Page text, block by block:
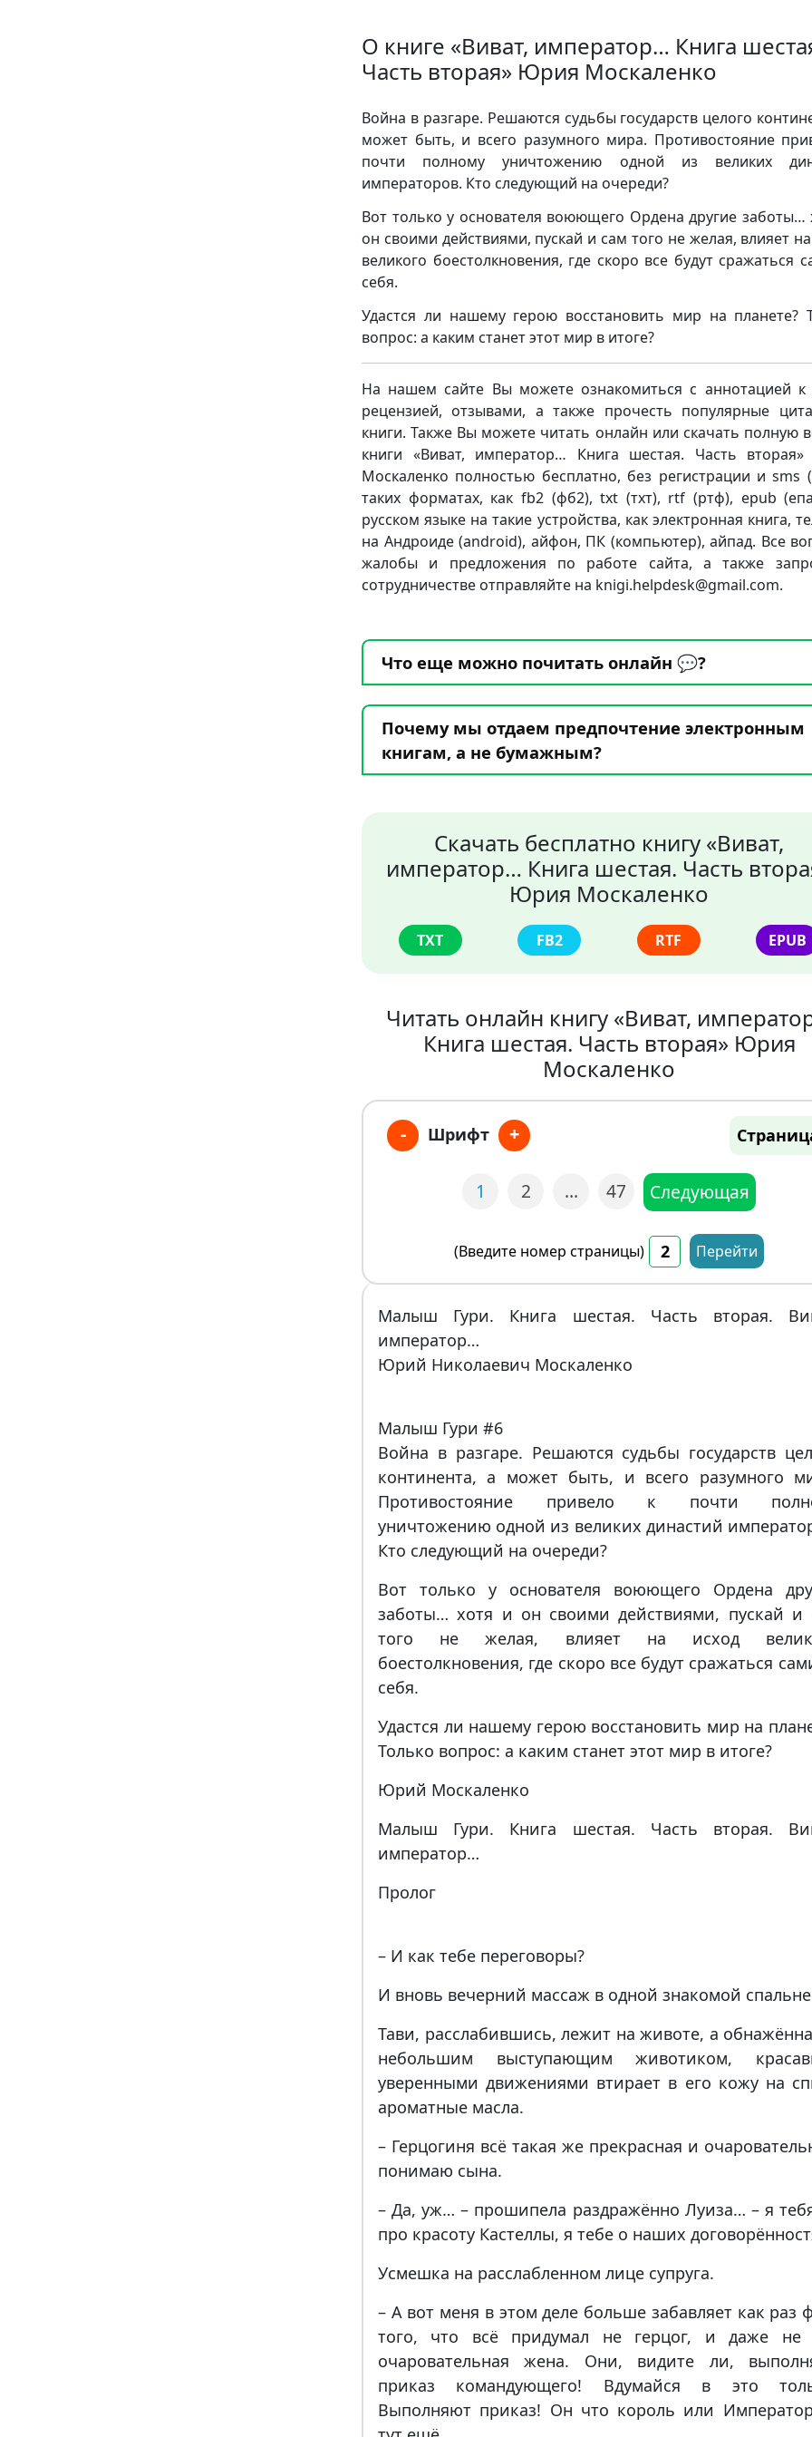
О книге «Виват, император… Книга
Часть вторая» Юрия Москаленко
Война в разгаре. Решаются судьбы государств целого
может быть, и всего разумного мира. Противостояние
почти полному уничтожению одной из великих
императоров. Кто следующий на очереди?
Вот только у основателя воюющего Ордена другие заботы…
он своими действиями, пускай и сам того не желая, влияет
великого боестолкновения, где скоро все будут сражаться
себя.
Удастся ли нашему герою восстановить мир на планете?
вопрос: а каким станет этот мир в итоге?
На нашем сайте Вы можете ознакомиться с аннотацией к
рецензией, отзывами, а также прочесть популярные
книги. Также Вы можете читать онлайн или скачать полную
книги «Виват, император… Книга шестая. Часть
Москаленко полностью бесплатно, без регистрации и sms
таких форматах, как fb2 (фб2), txt (тхт), rtf (ртф), epub
русском языке на такие устройства, как электронная книга,
на Андроиде (android), айфон, ПК (компьютер), айпад. Все
жалобы и предложения по работе сайта, а также
сотрудничестве отправляйте на knigi.helpdesk@gmail.com.
Что еще можно почитать онлайн 💬?
Почему мы отдаем предпочтение электронным
книгам, а не бумажным?
Скачать бесплатно книгу «Виват,
император… Книга шестая. Часть
Юрия Москаленко
TXT FB2 RTF EPUB
Читать онлайн книгу «Виват,
Книга шестая. Часть вторая» Юрия
Москаленко
- Шрифт +
1 2 … 47 Следующая
(Введите номер страницы) Перейти
Малыш Гури. Книга шестая. Часть вторая.
император…
Юрий Николаевич Москаленко
Малыш Гури #6
Война в разгаре. Решаются судьбы государств
континента, а может быть, и всего разумного
Противостояние привело к почти
уничтожению одной из великих династий
Кто следующий на очереди?
Вот только у основателя воюющего Ордена
заботы… хотя и он своими действиями, пускай и
того не желая, влияет на исход
боестолкновения, где скоро все будут сражаться
себя.
Удастся ли нашему герою восстановить мир на
Только вопрос: а каким станет этот мир в итоге?
Юрий Москаленко
Малыш Гури. Книга шестая. Часть вторая.
император…
Пролог
– И как тебе переговоры?
И вновь вечерний массаж в одной знакомой
Тави, расслабившись, лежит на животе, а
небольшим выступающим животиком,
уверенными движениями втирает в его кожу на
ароматные масла.
– Герцогиня всё такая же прекрасная и
понимаю сына.
– Да, уж… – прошипела раздражённо Луиза… – я
про красоту Кастеллы, я тебе о наших
Усмешка на расслабленном лице супруга.
– А вот меня в этом деле больше забавляет как раз
того, что всё придумал не герцог, и даже не
очаровательная жена. Они, видите ли,
приказ командующего! Вдумайся в это
Выполняют приказ! Он что король или